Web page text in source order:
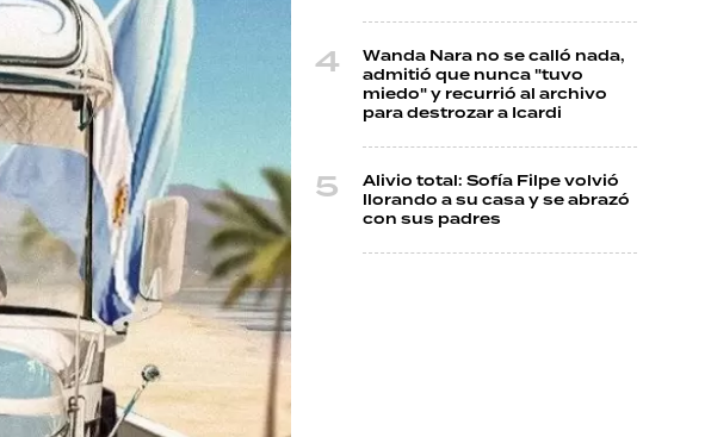
Wanda Nara no se calló nada,
admitió que nunca "tuvo
miedo" y recurrió al archivo
para destrozar a Icardi
Alivio total: Sofía Filpe volvió
llorando a su casa y se abrazó
con sus padres